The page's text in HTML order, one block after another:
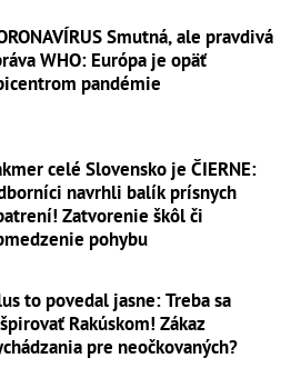
Smutná, ale pravdivá
WHO: Európa je opäť
pandémie
celé Slovensko je ČIERNE:
navrhli balík prísnych
Zatvorenie škôl či
pohybu
to povedal jasne: Treba sa
Rakúskom! Zákaz
pre neočkovaných?